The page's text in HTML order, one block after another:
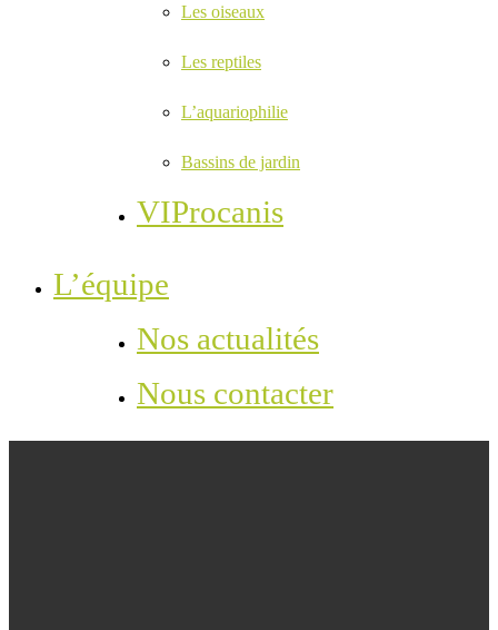
Les oiseaux
Les reptiles
L’aquariophilie
Bassins de jardin
VIProcanis
L’équipe
Nos actualités
Nous contacter